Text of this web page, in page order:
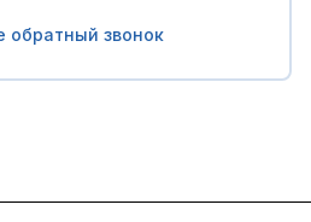
обратный звонок